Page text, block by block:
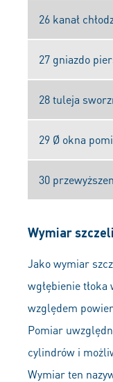
26 kanał
27 gniazdo
28 tuleja
29 Ø okna
30
Wymiar
Jako wymiar
wgłębienie
względem
Pomiar
cylindrów i
Wymiar ten